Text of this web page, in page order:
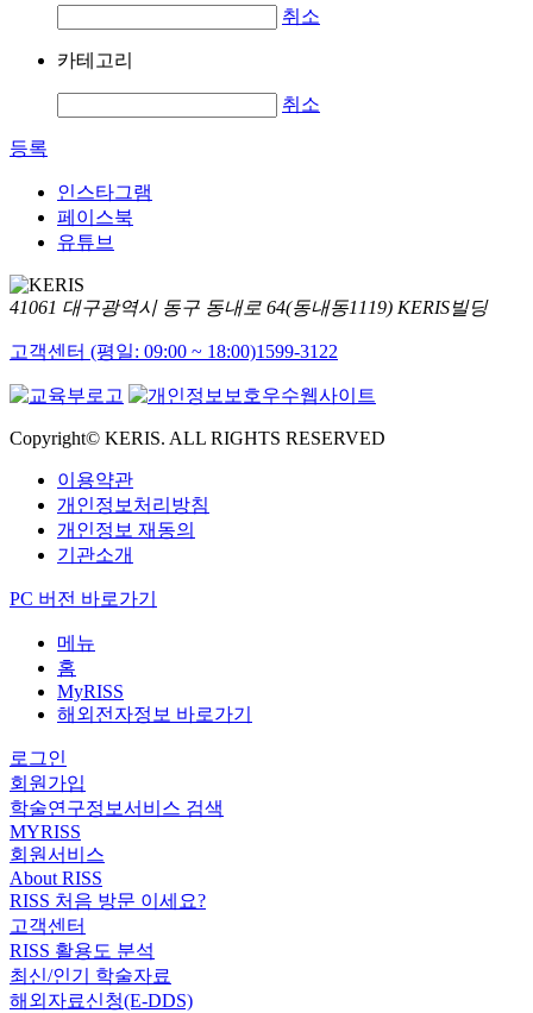
취소
카테고리
취소
등록
인스타그램
페이스북
유튜브
41061 대구광역시 동구 동내로 64(동내동1119) KERIS빌딩
고객센터 (평일: 09:00 ~ 18:00)1599-3122
Copyright© KERIS. ALL RIGHTS RESERVED
이용약관
개인정보처리방침
개인정보 재동의
기관소개
PC 버전 바로가기
메뉴
홈
MyRISS
해외전자정보 바로가기
로그인
회원가입
학술연구정보서비스 검색
MYRISS
회원서비스
About RISS
RISS 처음 방문 이세요?
고객센터
RISS 활용도 분석
최신/인기 학술자료
해외자료신청(E-DDS)